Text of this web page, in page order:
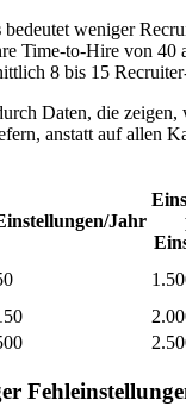
bedeutet weniger
Time-to-Hire von 40
8 bis 15
Daten, die zeigen,
anstatt auf allen
Jahr